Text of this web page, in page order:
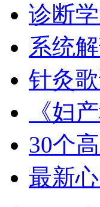
诊断
系统
针灸
《妇
30个
最新